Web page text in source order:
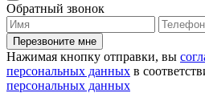
Обратный звонок
Перезвоните мне
Нажимая кнопку отправки, вы
персональных данных в
персональных данных